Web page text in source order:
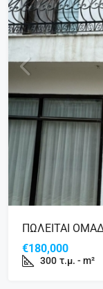
ΠΩΛΕΙΤΑΙ
€180,000
300 τ.μ. - m²